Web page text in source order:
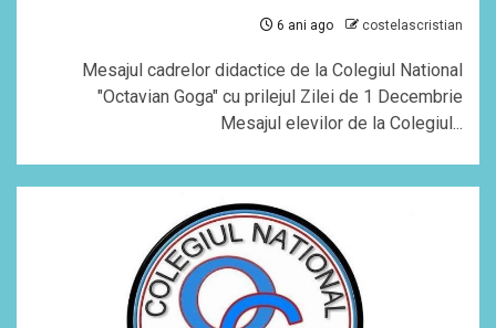
6 ani ago costelascristian
Mesajul cadrelor didactice de la Colegiul National
"Octavian Goga" cu prilejul Zilei de 1 Decembrie
Mesajul elevilor de la Colegiul...